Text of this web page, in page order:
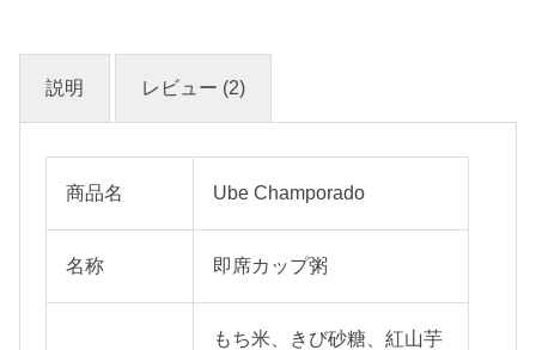
説明 レビュー (2)
商品名 Ube Champorado
名称 即席カップ粥
もち米、きび砂糖、紅山芋